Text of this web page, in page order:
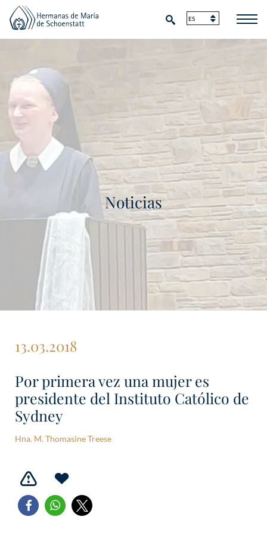
Noticias
13.03.2018
Por primera vez una mujer es
presidente del Instituto Católico de
Sydney
Hna. M. Thomasine Treese